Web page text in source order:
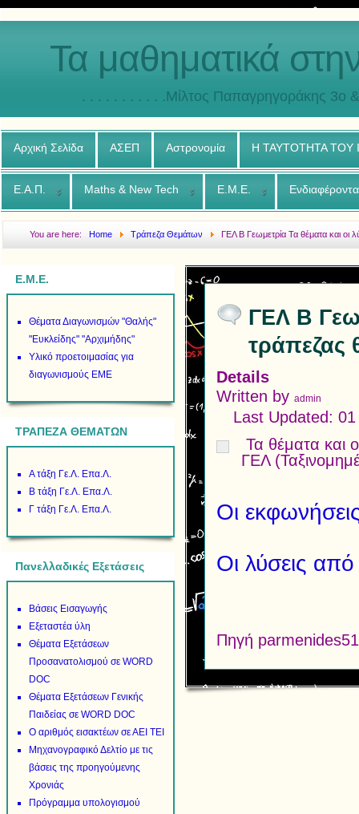
Τα μαθηματικά
. . . . . . . . . . .Μίλτος Παπαγρηγοράκης 3o
Αρχική Σελίδα ΑΣΕΠ Αστρονομία Η ΤΑΥΤΟΤΗΤΑ ΤΟΥ
Ε.Α.Π. Maths & New Tech Ε.Μ.Ε.
You are here:Home Τράπεζα Θεμάτων ΓΕΛ Β Γεωμετρία Τα θέματα και οι
Ε.Μ.Ε.
Θέματα Διαγωνισμών "Θαλής"
"Ευκλείδης" "Αρχιμήδης"
Υλικό προετοιμασίας για
διαγωνισμούς ΕΜΕ
ΤΡΑΠΕΖΑ ΘΕΜΑΤΩΝ
Α τάξη Γε.Λ. Επα.Λ.
Β τάξη Γε.Λ. Επα.Λ.
Γ τάξη Γε.Λ. Επα.Λ.
Πανελλαδικές Εξετάσεις
Βάσεις Εισαγωγής
Εξεταστέα ύλη
Θέματα Εξετάσεων
Προσανατολισμού σε WORD
DOC
Θέματα Εξετάσεων Γενικής
Παιδείας σε WORD DOC
Ο αριθμός εισακτέων σε ΑΕΙ ΤΕΙ
Μηχανογραφικό Δελτίο με τις
βάσεις της προηγούμενης
Χρονιάς
Πρόγραμμα υπολογισμού
ΓΕΛ Β
τράπεζας
Details
Written byadmin
Last Updated:
Τα θέματα και
ΓΕΛ
Oι
Oι λύσεις
Πηγή